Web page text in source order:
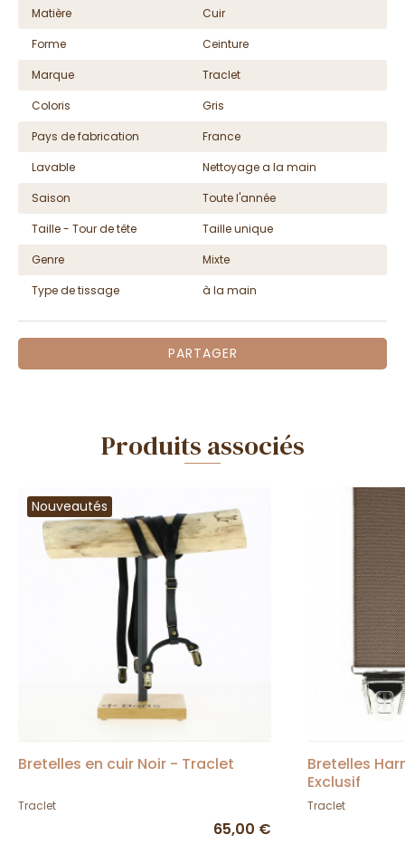
Matière
Cuir
Forme
Ceinture
Marque
Traclet
Coloris
Gris
Pays de fabrication
France
Lavable
Nettoyage a la main
Saison
Toute l'année
Taille - Tour de tête
Taille unique
Genre
Mixte
Type de tissage
à la main
PARTAGER
Produits associés
Nouveautés
Bretelles en cuir Noir - Traclet
Traclet
65,00 €
Bretelles
Exclusif
Traclet